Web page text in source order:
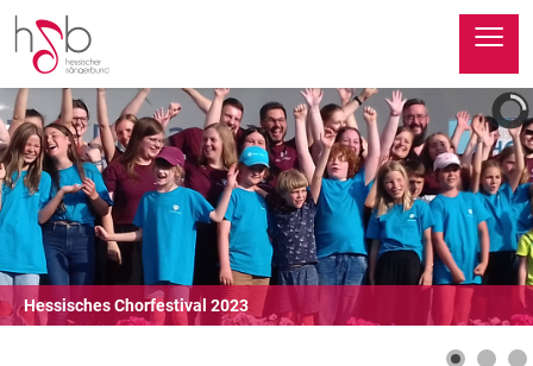
Hessisches Chorfestival 2023
≡